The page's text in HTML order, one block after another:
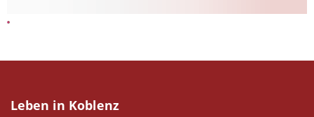
Leben in Koblenz